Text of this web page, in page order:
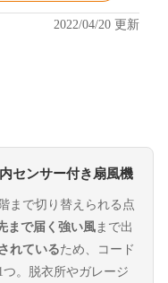
2022/04/20 更新
センサー付き扇風機
まで切り替えられる点
まで届く強い風まで出
れているため、コード
。脱衣所やガレージ